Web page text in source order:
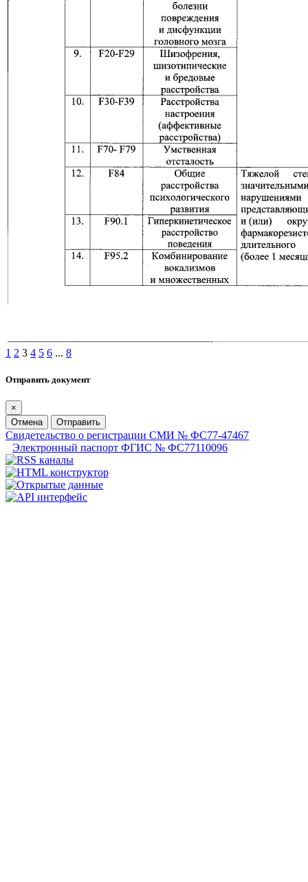
1 2 3 4 5 6 ... 8
Отправить документ
×
Отмена
Отправить
Свидетельство о регистрации СМИ № ФС77-47467
Электронный паспорт ФГИС № ФС77110096